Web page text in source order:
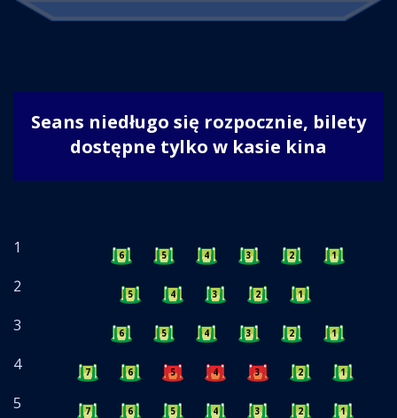
Seans niedługo się rozpocznie, bilety
dostępne tylko w kasie kina
1 6 5 4 3 2 1
2 5 4 3 2 1
3 6 5 4 3 2 1
4 7 6 5 4 3 2 1
5 7 6 5 4 3 2 1